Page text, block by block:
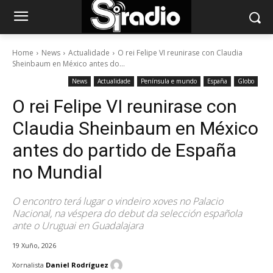
Home News Actualidade
O rei Felipe VI reunirase con Claudia
Sheinbaum en México antes do...
News Actualidade Península e mundo España Globo
O rei Felipe VI reunirase con
Claudia Sheinbaum en México
antes do partido de España
no Mundial
O encontro terá lugar o vindeiro xoves no Palacio
Nacional, na véspera do debut da selección española
ante o Uruguai en Guadalajara
19 Xuño, 2026
Xornalista Daniel Rodríguez